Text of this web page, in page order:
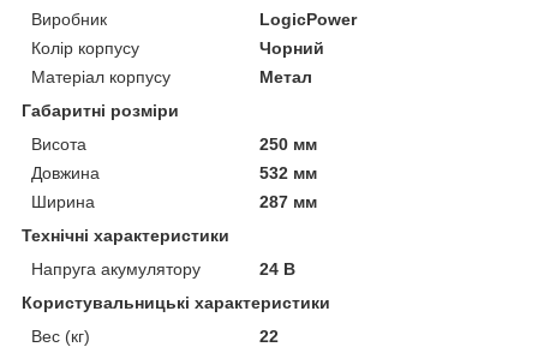
Виробник
LogicPower
Колір корпусу
Чорний
Матеріал корпусу
Метал
Габаритні розміри
Висота
250 мм
Довжина
532 мм
Ширина
287 мм
Технічні характеристики
Напруга акумулятору
24 В
Користувальницькі характеристики
Вес (кг)
22